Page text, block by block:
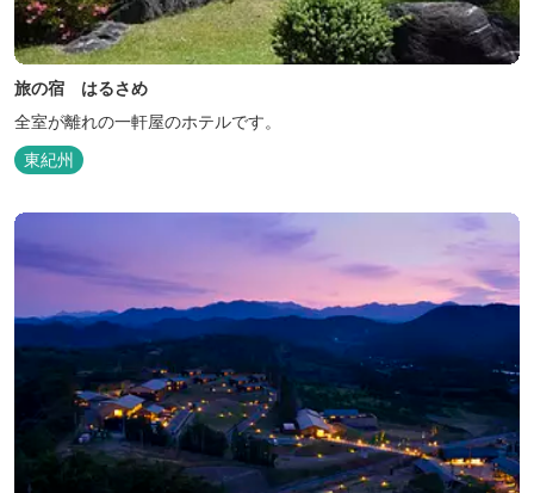
旅の宿 はるさめ
全室が離れの一軒屋のホテルです。
東紀州